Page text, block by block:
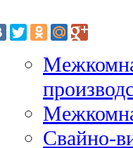
Свайно-